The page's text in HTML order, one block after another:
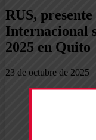
RUS,
Internacional
2025 en Quito
23 de octubre de 2025